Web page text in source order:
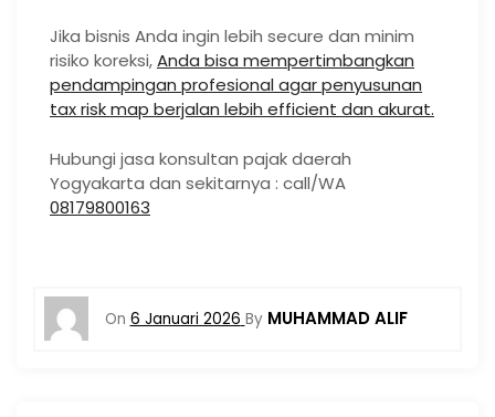
Jika bisnis Anda ingin lebih secure dan minim
risiko koreksi,Anda bisa mempertimbangkan
pendampingan profesional agar penyusunan
tax risk map berjalan lebih efficient dan akurat.
Hubungi jasa konsultan pajak daerah
Yogyakarta dan sekitarnya : call/WA
08179800163
On 6 Januari 2026 By MUHAMMAD ALIF